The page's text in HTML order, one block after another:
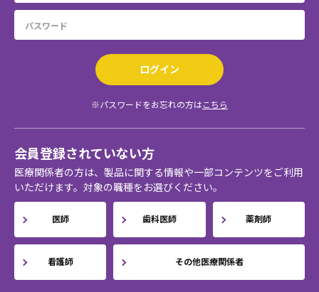
ログイン
※パスワードをお忘れの方はこちら
会員登録されていない方
医療関係者の方は、製品に関する情報や一部コンテンツをご利用
いただけます。対象の職種をお選びください。
医師 歯科医師 薬剤師
看護師 その他医療関係者